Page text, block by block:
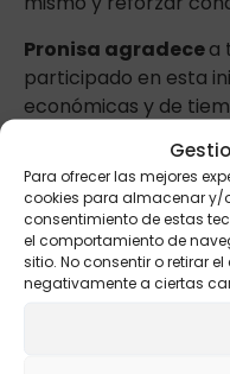
Para ofrecer las mejores
cookies para almacenar y/
consentimiento de estas
el comportamiento de
sitio. No consentir o retirar
negativamente a ciertas
Pronisa agradecea
participado en esta
económicas y de
próximo sábado a las
Espíritu Santo.
ANTERIOR